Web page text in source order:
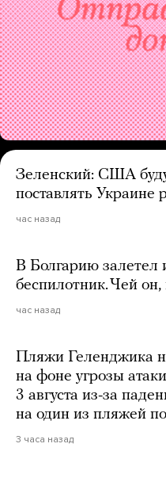
Зеленский: США
поставлять Украине
час назад
В Болгарию залетел
беспилотник. Чей он,
час назад
Пляжи Геленджика
на фоне угрозы
3 августа из-за
на один из пляжей
3 часа назад